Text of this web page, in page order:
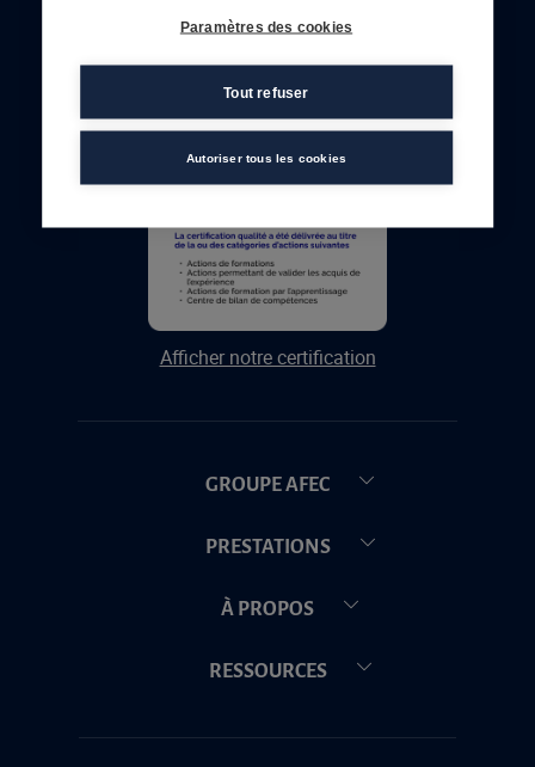
Afficher notre certification
GROUPE AFEC
PRESTATIONS
À PROPOS
RESSOURCES
Paramètres des cookies
Tout refuser
Autoriser tous les cookies